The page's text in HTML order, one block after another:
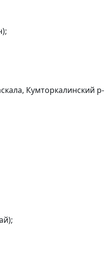
Кумторкалинский р-